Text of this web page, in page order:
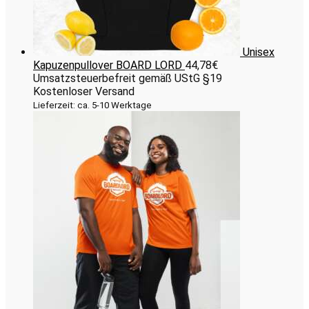
Unisex
Kapuzenpullover BOARD LORD 44,78€
Umsatzsteuerbefreit gemäß UStG §19
Kostenloser Versand
Lieferzeit: ca. 5-10 Werktage